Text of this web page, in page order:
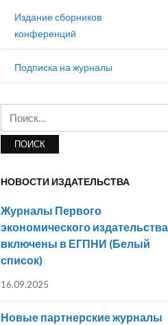
Издание сборников
конференций
Подписка на журналы
НОВОСТИ ИЗДАТЕЛЬСТВА
Журналы Первого
экономического издательства
включены в ЕГПНИ (Белый
список)
16.09.2025
Новые партнерские журналы